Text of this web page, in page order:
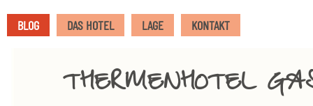
BLOG DAS HOTEL LAGE KONTAKT
THERMENHOTEL